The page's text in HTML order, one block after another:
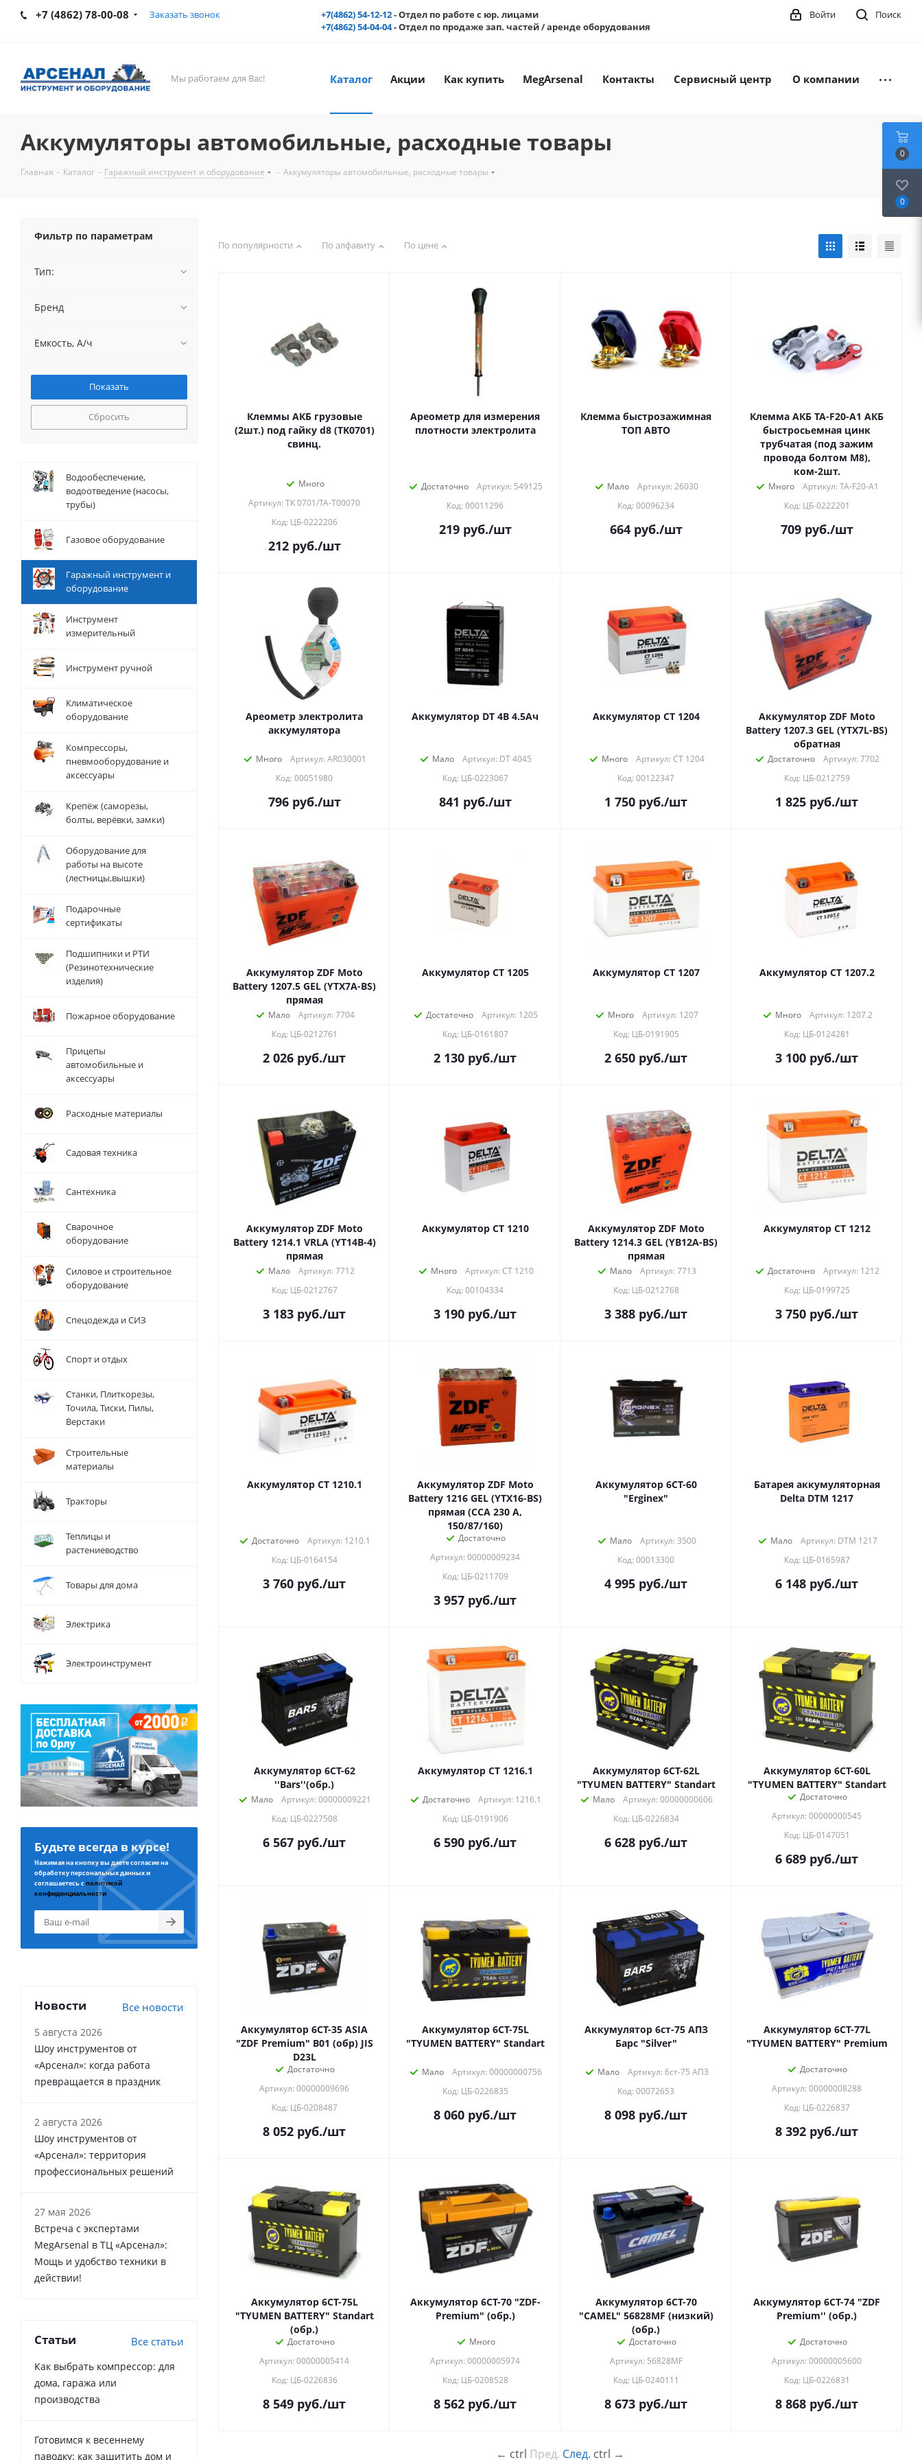
+7 (4862) 78-00-08 Заказать звонок +7(4862) 54-12-12- Отдел по работе с юр. лицами
+7(4862) 54-04-04- Отдел по продаже зап. частей / аренде оборудования
Поиск
Войти
Мы работаем для Вас! Каталог Акции Как купить MegArsenal Контакты Сервисный центр О компании
Аккумуляторы автомобильные, расходные товары
Главная - Каталог - Гаражный инструмент и оборудование - Аккумуляторы автомобильные, расходные товары
По популярности По алфавиту По цене
Клеммы АКБ грузовые
(2шт.) под гайку d8 (TK0701)
свинц.
Много
Артикул: TK 0701/TA-T00070
Код: ЦБ-0222206
212руб./шт
Ареометр для измерения
плотности электролита
Достаточно
Артикул: 549125
Код: 00011296
219руб./шт
Клемма быстрозажимная
ТОП АВТО
Мало
Артикул: 26030
Код: 00096234
664руб./шт
Клемма АКБ TA-F20-A1 АКБ
быстросьемная цинк
трубчатая (под зажим
провода болтом М8),
ком-2шт.
Много
Артикул: TA-F20-A1
Код: ЦБ-0222201
709руб./шт
Ареометр электролита
аккумулятора
Много
Артикул: AR030001
Код: 00051980
796руб./шт
Аккумулятор DT 4В 4.5Ач
Мало
Артикул: DT 4045
Код: ЦБ-0223067
841 руб./шт
Аккумулятор СТ 1204
Много
Артикул: СТ 1204
Код: 00122347
1 750 руб./шт
Аккумулятор ZDF Moto
Battery 1207.3 GEL (YTX7L-BS)
обратная
Достаточно
Артикул: 7702
Код: ЦБ-0212759
1 825 руб./шт
Аккумулятор ZDF Moto
Battery 1207.5 GEL (YTX7A-BS)
прямая
Мало
Артикул: 7704
Код: ЦБ-0212761
2 026 руб./шт
Аккумулятор СТ 1205
Достаточно
Артикул: 1205
Код: ЦБ-0161807
2 130 руб./шт
Аккумулятор СТ 1207
Много
Артикул: 1207
Код: ЦБ-0191905
2 650 руб./шт
Аккумулятор СТ 1207.2
Много
Артикул: 1207.2
Код: ЦБ-0124281
3 100 руб./шт
Аккумулятор ZDF Moto
Battery 1214.1 VRLA (YT14B-4)
прямая
Мало
Артикул: 7712
Код: ЦБ-0212767
3 183 руб./шт
Аккумулятор СТ 1210
Много
Артикул: СТ 1210
Код: 00104334
3 190 руб./шт
Аккумулятор ZDF Moto
Battery 1214.3 GEL (YB12A-BS)
прямая
Мало
Артикул: 7713
Код: ЦБ-0212768
3 388 руб./шт
Аккумулятор СТ 1212
Достаточно
Артикул: 1212
Код: ЦБ-0199725
3 750 руб./шт
Аккумулятор СТ 1210.1
Достаточно
Артикул: 1210.1
Код: ЦБ-0164154
3 760 руб./шт
Аккумулятор ZDF Moto
Battery 1216 GEL (YTX16-BS)
прямая (ССА 230 А,
150/87/160)
Достаточно
Артикул: 00000009234
Код: ЦБ-0211709
3 957 руб./шт
Аккумулятор 6СТ-60
"Erginex"
Мало
Артикул: 3500
Код: 00013300
4 995 руб./шт
Батарея аккумуляторная
Delta DTM 1217
Мало
Артикул: DTM 1217
Код: ЦБ-0165987
6 148 руб./шт
Аккумулятор 6СТ-62
''Bars''(обр.)
Мало
Артикул: 00000009221
Код: ЦБ-0227508
6 567 руб./шт
Аккумулятор СТ 1216.1
Достаточно
Артикул: 1216.1
Код: ЦБ-0191906
6 590 руб./шт
Аккумулятор 6СТ-62L
"TYUMEN BATTERY" Standart
Мало
Артикул: 00000000606
Код: ЦБ-0226834
6 628 руб./шт
Аккумулятор 6СТ-60L
"TYUMEN BATTERY" Standart
Достаточно
Артикул: 00000000545
Код: ЦБ-0147051
6 689 руб./шт
Аккумулятор 6СТ-35 ASIA
"ZDF Premium" B01 (обр) JIS
D23L
Достаточно
Артикул: 00000009696
Код: ЦБ-0208487
8 052 руб./шт
Аккумулятор 6СТ-75L
"TYUMEN BATTERY" Standart
Мало
Артикул: 00000000756
Код: ЦБ-0226835
8 060 руб./шт
Аккумулятор 6ст-75 АПЗ
Барс "Silver"
Мало
Артикул: 6ст-75 АПЗ
Код: 00072653
8 098 руб./шт
Аккумулятор 6СТ-77L
"TYUMEN BATTERY" Premium
Достаточно
Артикул: 00000008288
Код: ЦБ-0226837
8 392 руб./шт
Аккумулятор 6СТ-75L
"TYUMEN BATTERY" Standart
(обр.)
Достаточно
Артикул: 00000005414
Код: ЦБ-0226836
8 549 руб./шт
Аккумулятор 6СТ-70 "ZDF-
Premium" (обр.)
Много
Артикул: 00000005974
Код: ЦБ-0208528
8 562 руб./шт
Аккумулятор 6СТ-70
"CAMEL" 56828MF (низкий)
(обр.)
Достаточно
Артикул: 56828MF
Код: ЦБ-0240111
8 673 руб./шт
Аккумулятор 6СТ-74 "ZDF
Premium'' (обр.)
Достаточно
Артикул: 00000005600
Код: ЦБ-0226831
8 868 руб./шт
← ctrl Пред. След. ctrl →
Фильтр по параметрам
Тип:
Бренд
Емкость, А/ч
Сбросить
Водообеспечение,
водоотведение (насосы,
трубы)
Газовое оборудование
Гаражный инструмент и
оборудование
Инструмент
измерительный
Инструмент ручной
Климатическое
оборудование
Компрессоры,
пневмооборудование и
аксессуары
Крепёж (саморезы,
болты, верёвки, замки)
Оборудование для
работы на высоте
(лестницы,вышки)
Подарочные
сертификаты
Подшипники и РТИ
(Резинотехнические
изделия)
Пожарное оборудование
Прицепы
автомобильные и
аксессуары
Расходные материалы
Садовая техника
Сантехника
Сварочное
оборудование
Силовое и строительное
оборудование
Спецодежда и СИЗ
Спорт и отдых
Станки, Плиткорезы,
Точила, Тиски, Пилы,
Верстаки
Строительные
материалы
Тракторы
Теплицы и
растениеводство
Товары для дома
Электрика
Электроинструмент
Будьте всегда в курсе!
Нажимая на кнопку вы даете согласие на
обработку персональных данных и
соглашаетесь сполитикой
конфиденциальности
Новости Все новости
5 августа 2026
Шоу инструментов от
«Арсенал»: когда работа
превращается в праздник
2 августа 2026
Шоу инструментов от
«Арсенал»: территория
профессиональных решений
27 мая 2026
Встреча с экспертами
MegArsenal в ТЦ «Арсенал»:
Мощь и удобство техники в
действии!
Статьи Все статьи
Как выбрать компрессор: для
дома, гаража или
производства
Готовимся к весеннему
паводку: как защитить дом и
0
0